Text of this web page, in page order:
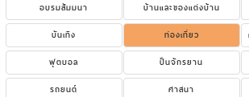
อบรมสัมมนา
บ้านและของแต่งบ้าน
บันเทิง
ท่องเที่ยว
ฟุตบอล
ปั่นจักรยาน
รถยนต์
ศาสนา